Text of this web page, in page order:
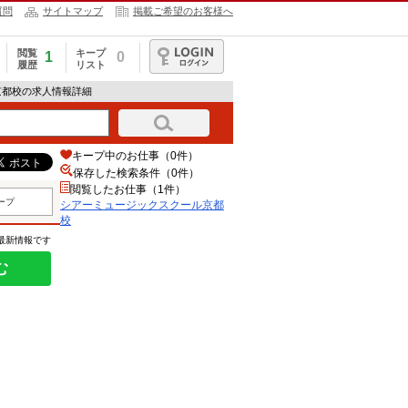
問 サイトマップ 掲載ご希望のお客様へ
閲覧
履歴
1
キープ
リスト
0
ログイン
校の求人情報詳細
プ
新情報です
キープ中のお仕事（0件）
保存した検索条件（0件）
閲覧したお仕事（1件）
シアーミュージックスクール京都
校